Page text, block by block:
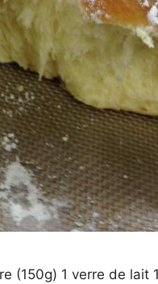
(150g) 1 verre de lait